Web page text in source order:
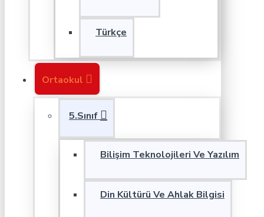
Türkçe
Ortaokul
5.Sınıf
Bilişim Teknolojileri Ve Yazılım
Din Kültürü Ve Ahlak Bilgisi